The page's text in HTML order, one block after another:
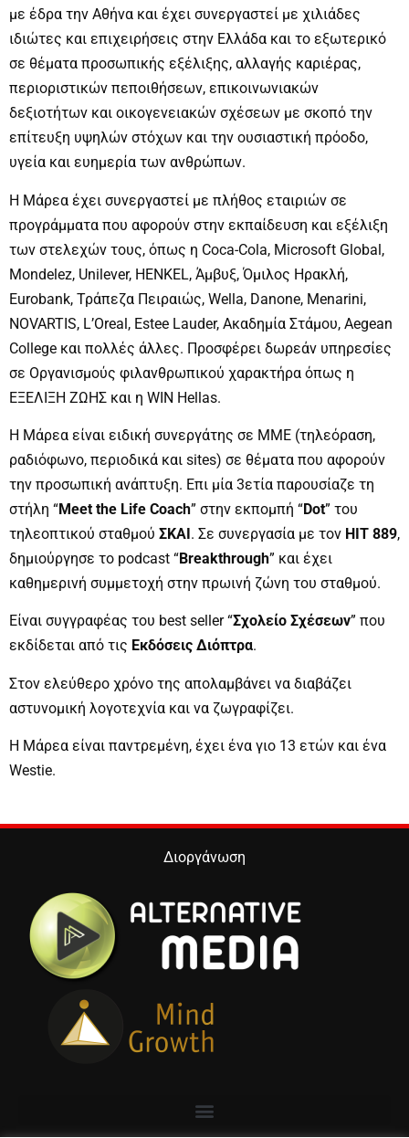
με έδρα την Αθήνα και έχει συνεργαστεί με χιλιάδες
ιδιώτες και επιχειρήσεις στην Ελλάδα και το εξωτερικό
σε θέματα προσωπικής εξέλιξης, αλλαγής καριέρας,
περιοριστικών πεποιθήσεων, επικοινωνιακών
δεξιοτήτων και οικογενειακών σχέσεων με σκοπό την
επίτευξη υψηλών στόχων και την ουσιαστική πρόοδο,
υγεία και ευημερία των ανθρώπων.
Η Μάρεα έχει συνεργαστεί με πλήθος εταιριών σε
προγράμματα που αφορούν στην εκπαίδευση και εξέλιξη
των στελεχών τους, όπως η Coca-Cola, Microsoft Global,
Mondelez, Unilever, HENKEL, Άμβυξ, Όμιλος Ηρακλή,
Eurobank, Τράπεζα Πειραιώς, Wella, Danone, Menarini,
NOVARTIS, L’Oreal, Estee Lauder, Ακαδημία Στάμου, Aegean
College και πολλές άλλες. Προσφέρει δωρεάν υπηρεσίες
σε Οργανισμούς φιλανθρωπικού χαρακτήρα όπως η
ΕΞΕΛΙΞΗ ΖΩΗΣ και η WIN Hellas.
Η Μάρεα είναι ειδική συνεργάτης σε ΜΜΕ (τηλεόραση,
ραδιόφωνο, περιοδικά και sites) σε θέματα που αφορούν
την προσωπική ανάπτυξη. Επι μία 3ετία παρουσίαζε τη
στήλη “Meet the Life Coach” στην εκπομπή “Dot” του
τηλεοπτικού σταθμού ΣΚΑΙ. Σε συνεργασία με τον HIT 889,
δημιούργησε το podcast “Breakthrough” και έχει
καθημερινή συμμετοχή στην πρωινή ζώνη του σταθμού.
Είναι συγγραφέας του best seller “Σχολείο Σχέσεων” που
εκδίδεται από τις Εκδόσεις Διόπτρα.
Στον ελεύθερο χρόνο της απολαμβάνει να διαβάζει
αστυνομική λογοτεχνία και να ζωγραφίζει.
Η Μάρεα είναι παντρεμένη, έχει ένα γιο 13 ετών και ένα
Westie.
Διοργάνωση